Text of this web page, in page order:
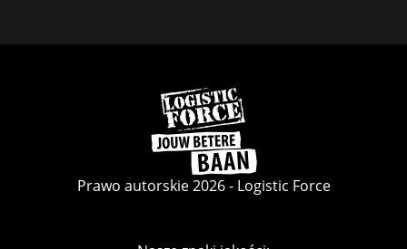
FacebookLinkedInInstagram
Wróć
do
strony
głównej
Prawo autorskie 2026 - Logistic Force